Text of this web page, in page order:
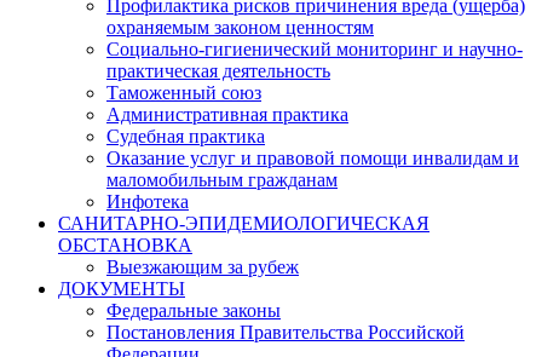
Профилактика рисков причинения вреда (ущерба)
охраняемым законом ценностям
Социально-гигиенический мониторинг и научно-
практическая деятельность
Таможенный союз
Административная практика
Судебная практика
Оказание услуг и правовой помощи инвалидам и
маломобильным гражданам
Инфотека
САНИТАРНО-ЭПИДЕМИОЛОГИЧЕСКАЯ
ОБСТАНОВКА
Выезжающим за рубеж
ДОКУМЕНТЫ
Федеральные законы
Постановления Правительства Российской